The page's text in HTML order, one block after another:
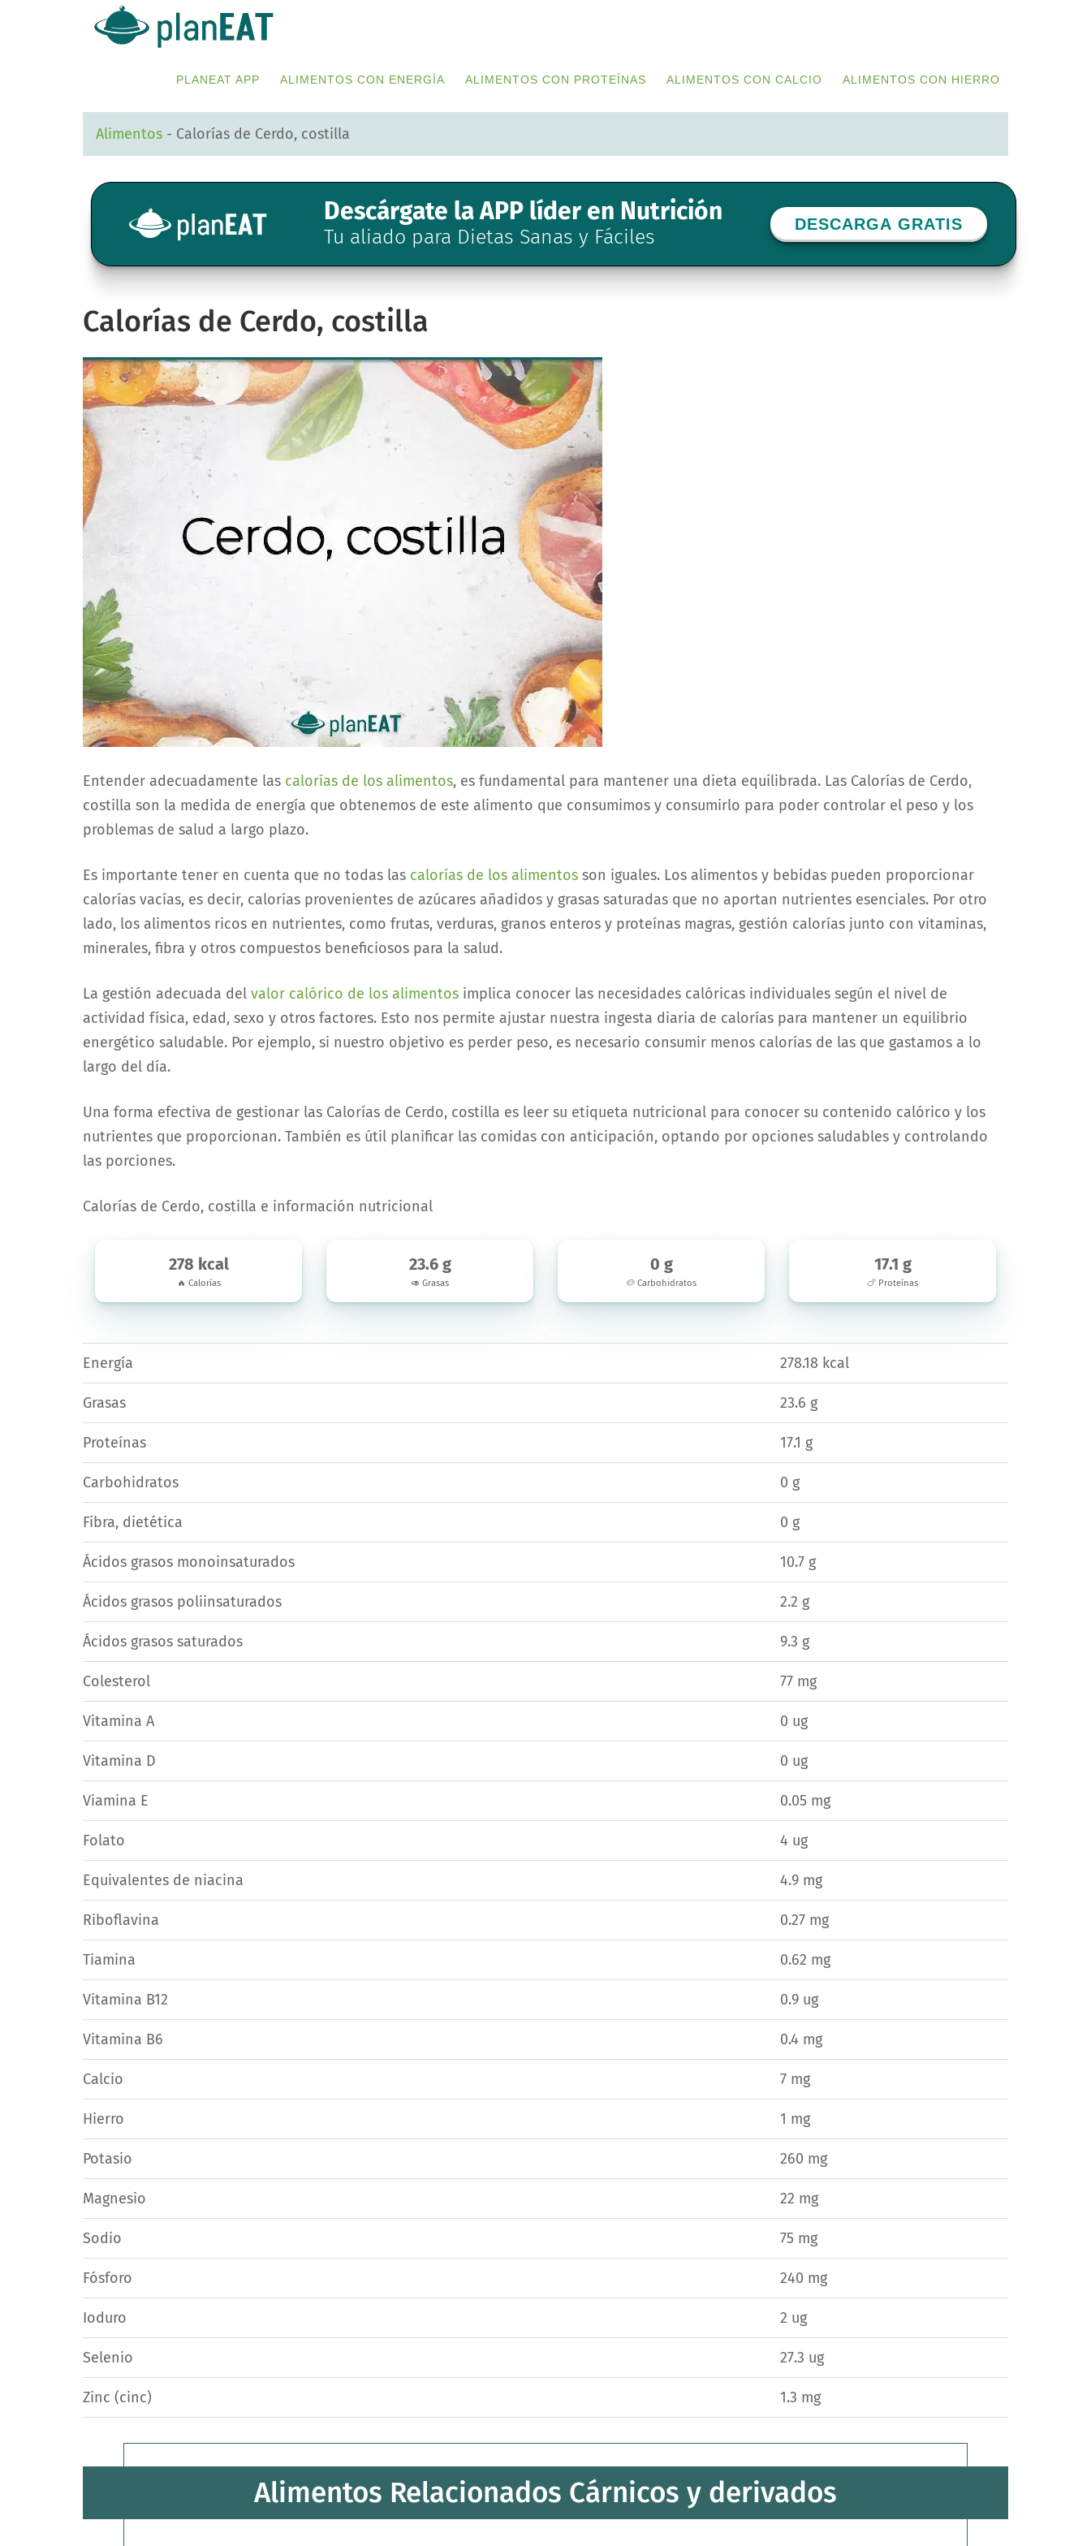
PLANEAT APP ALIMENTOS CON ENERGÍA ALIMENTOS CON PROTEÍNAS ALIMENTOS CON CALCIO ALIMENTOS CON HIERRO
Alimentos - Calorías de Cerdo, costilla
Descárgate la APP líder en Nutrición
Tu aliado para Dietas Sanas y Fáciles
DESCARGA GRATIS
Calorías de Cerdo, costilla
Entender adecuadamente las calorías de los alimentos, es fundamental para mantener una dieta equilibrada. Las Calorías de Cerdo,
costilla son la medida de energía que obtenemos de este alimento que consumimos y consumirlo para poder controlar el peso y los
problemas de salud a largo plazo.
Es importante tener en cuenta que no todas las calorías de los alimentos son iguales. Los alimentos y bebidas pueden proporcionar
calorías vacías, es decir, calorías provenientes de azúcares añadidos y grasas saturadas que no aportan nutrientes esenciales. Por otro
lado, los alimentos ricos en nutrientes, como frutas, verduras, granos enteros y proteínas magras, gestión calorías junto con vitaminas,
minerales, fibra y otros compuestos beneficiosos para la salud.
La gestión adecuada del valor calórico de los alimentos implica conocer las necesidades calóricas individuales según el nivel de
actividad física, edad, sexo y otros factores. Esto nos permite ajustar nuestra ingesta diaria de calorías para mantener un equilibrio
energético saludable. Por ejemplo, si nuestro objetivo es perder peso, es necesario consumir menos calorías de las que gastamos a lo
largo del día.
Una forma efectiva de gestionar las Calorías de Cerdo, costilla es leer su etiqueta nutricional para conocer su contenido calórico y los
nutrientes que proporcionan. También es útil planificar las comidas con anticipación, optando por opciones saludables y controlando
las porciones.
Calorías de Cerdo, costilla e información nutricional
278 kcal
🔥 Calorías
23.6 g
🥑 Grasas
0 g
🥔 Carbohidratos
17.1 g
🍗 Proteínas
Energía 278.18 kcal
Grasas 23.6 g
Proteínas 17.1 g
Carbohidratos 0 g
Fibra, dietética 0 g
Ácidos grasos monoinsaturados 10.7 g
Ácidos grasos poliinsaturados 2.2 g
Ácidos grasos saturados 9.3 g
Colesterol 77 mg
Vitamina A 0 ug
Vitamina D 0 ug
Viamina E 0.05 mg
Folato 4 ug
Equivalentes de niacina 4.9 mg
Riboflavina 0.27 mg
Tiamina 0.62 mg
Vitamina B12 0.9 ug
Vitamina B6 0.4 mg
Calcio 7 mg
Hierro 1 mg
Potasio 260 mg
Magnesio 22 mg
Sodio 75 mg
Fósforo 240 mg
Ioduro 2 ug
Selenio 27.3 ug
Zinc (cinc) 1.3 mg
Alimentos Relacionados Cárnicos y derivados